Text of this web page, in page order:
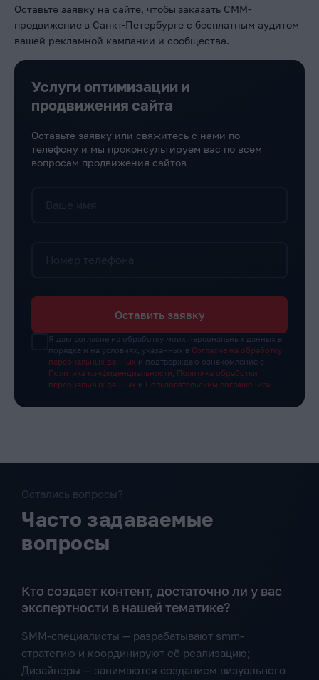
Оставьте заявку на сайте, чтобы заказать СММ-
продвижение в Санкт-Петербурге с бесплатным аудитом
вашей рекламной кампании и сообщества.
Услуги оптимизации и
продвижения сайта
Оставьте заявку или свяжитесь с нами по
телефону и мы проконсультируем вас по всем
вопросам продвижения сайтов
Оставить заявку
Я даю согласие на обработку моих персональных данных в
порядке и на условиях, указанных в Согласие на обработку
персональных данных и подтверждаю ознакомление с
Политика конфиденциальности
Политика обработки
персональных данных и Пользовательским соглашением
Остались вопросы?
Часто задаваемые
вопросы
Кто создает контент, достаточно ли у вас
экспертности в нашей тематике?
SMM-специалисты — разрабатывают smm-
стратегию и координируют её реализацию;
Дизайнеры — занимаются созданием визуального